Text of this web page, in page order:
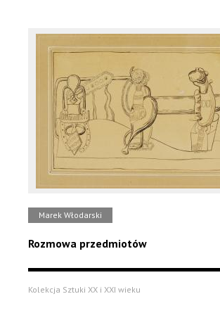
Marek Włodarski
Rozmowa przedmiotów
Kolekcja Sztuki XX i XXI wieku